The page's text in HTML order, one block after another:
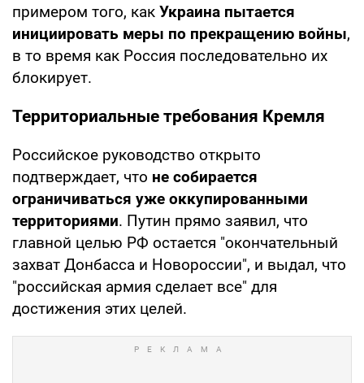
примером того, как Украина пытается
инициировать меры по прекращению войны,
в то время как Россия последовательно их
блокирует.
Территориальные требования Кремля
Российское руководство открыто
подтверждает, что не собирается
ограничиваться уже оккупированными
территориями. Путин прямо заявил, что
главной целью РФ остается "окончательный
захват Донбасса и Новороссии", и выдал, что
"российская армия сделает все" для
достижения этих целей.